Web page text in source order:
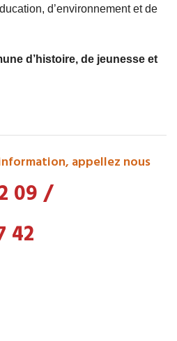
d’environnement et de
d’histoire, de jeunesse et
appellez nous
09/
42